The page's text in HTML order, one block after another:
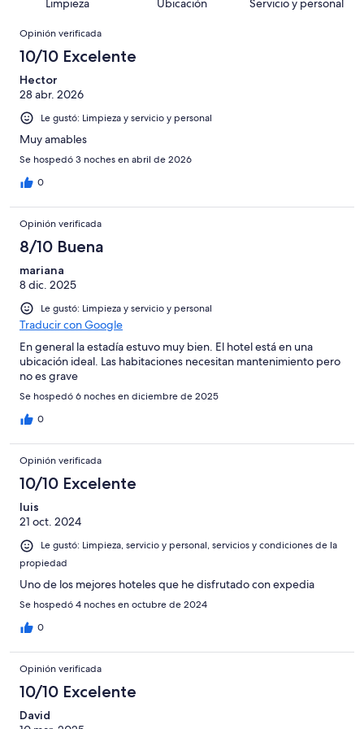
opiniones
opiniones
de
920
opiniones
23
de
opiniones
Terrible.
Basada
de
920
opiniones
Limpieza Ubicación Servicio y personal
Opiniones
Opinión verificada
10/10 Excelente
Hector
28 abr. 2026
Le gustó: Limpieza y servicio y personal
Muy amables
Se hospedó 3 noches en abril de 2026
0
Opinión verificada
8/10 Buena
mariana
8 dic. 2025
Le gustó: Limpieza y servicio y personal
Traducir con Google
En general la estadía estuvo muy bien. El hotel está en una
ubicación ideal. Las habitaciones necesitan mantenimiento pero
no es grave
Se hospedó 6 noches en diciembre de 2025
0
Opinión verificada
10/10 Excelente
luis
21 oct. 2024
Le gustó: Limpieza, servicio y personal, servicios y condiciones de la
propiedad
Uno de los mejores hoteles que he disfrutado con expedia
Se hospedó 4 noches en octubre de 2024
0
Opinión verificada
10/10 Excelente
David